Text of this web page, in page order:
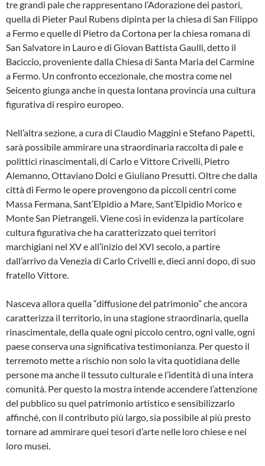
tre grandi pale che rappresentano l’Adorazione dei pastori,
quella di Pieter Paul Rubens dipinta per la chiesa di San Filippo
a Fermo e quelle di Pietro da Cortona per la chiesa romana di
San Salvatore in Lauro e di Giovan Battista Gaulli, detto il
Baciccio, proveniente dalla Chiesa di Santa Maria del Carmine
a Fermo. Un confronto eccezionale, che mostra come nel
Seicento giunga anche in questa lontana provincia una cultura
figurativa di respiro europeo.
Nell’altra sezione, a cura di Claudio Maggini e Stefano Papetti,
sarà possibile ammirare una straordinaria raccolta di pale e
polittici rinascimentali, di Carlo e Vittore Crivelli, Pietro
Alemanno, Ottaviano Dolci e Giuliano Presutti. Oltre che dalla
città di Fermo le opere provengono da piccoli centri come
Massa Fermana, Sant’Elpidio a Mare, Sant’Elpidio Morico e
Monte San Pietrangeli. Viene così in evidenza la particolare
cultura figurativa che ha caratterizzato quei territori
marchigiani nel XV e all’inizio del XVI secolo, a partire
dall’arrivo da Venezia di Carlo Crivelli e, dieci anni dopo, di suo
fratello Vittore.
Nasceva allora quella “diffusione del patrimonio” che ancora
caratterizza il territorio, in una stagione straordinaria, quella
rinascimentale, della quale ogni piccolo centro, ogni valle, ogni
paese conserva una significativa testimonianza. Per questo il
terremoto mette a rischio non solo la vita quotidiana delle
persone ma anche il tessuto culturale e l’identità di una intera
comunità. Per questo la mostra intende accendere l’attenzione
del pubblico su quel patrimonio artistico e sensibilizzarlo
affinché, con il contributo più largo, sia possibile al più presto
tornare ad ammirare quei tesori d’arte nelle loro chiese e nei
loro musei.